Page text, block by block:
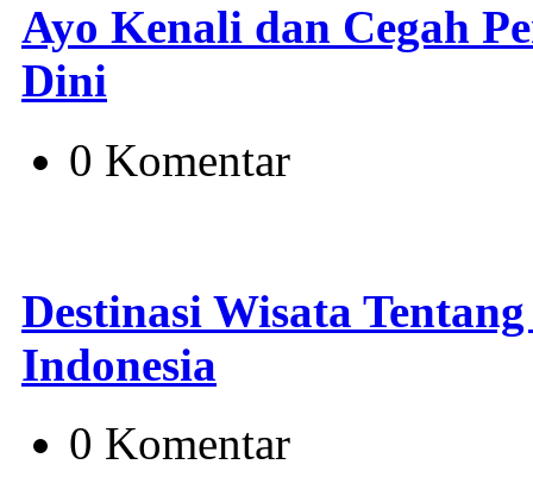
Ayo Kenali dan Cegah
Dini
0 Komentar
Destinasi Wisata
Indonesia
0 Komentar